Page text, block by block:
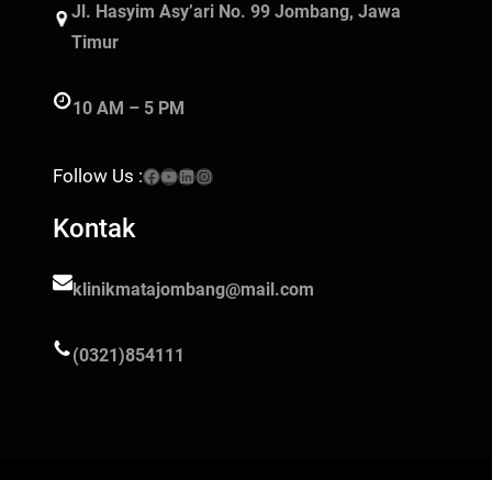
Jl. Hasyim Asy’ari No. 99 Jombang, Jawa
Timur
10 AM – 5 PM
Follow Us :Facebook YouTube LinkedIn Instagram
Kontak
klinikmatajombang@mail.com
(0321)854111